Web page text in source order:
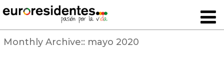
Monthly Archive:: mayo 2020